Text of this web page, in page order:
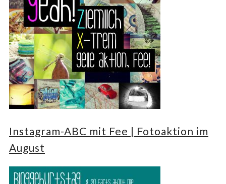
Instagram-ABC mit Fee | Fotoaktion im
August